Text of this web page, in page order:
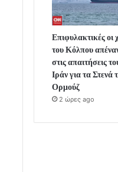
Επιφυλακτικές οι
του Κόλπου
στις απαιτήσεις
Ιράν για τα Στενά
Ορμούζ
2 ώρες ago